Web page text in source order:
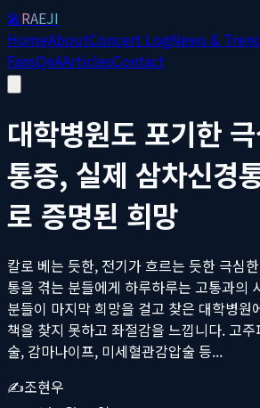
🎤RAEJI
HomeAboutConcert LogNews &
FansQnAArticlesContact
대학병원도 포기한
통증, 실제 삼차신경
로 증명된 희망
칼로 베는 듯한, 전기가 흐르는 듯한 극심
통을 겪는 분들에게 하루하루는 고통과의
분들이 마지막 희망을 걸고 찾은 대학병원
책을 찾지 못하고 좌절감을 느낍니다. 고
술, 감마나이프, 미세혈관감압술 등...
✍️조현우